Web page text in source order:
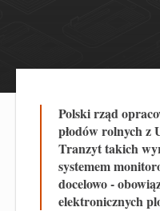
Polski rząd
płodów rolnych z
Tranzyt takich
systemem
docelowo -
elektronicznych